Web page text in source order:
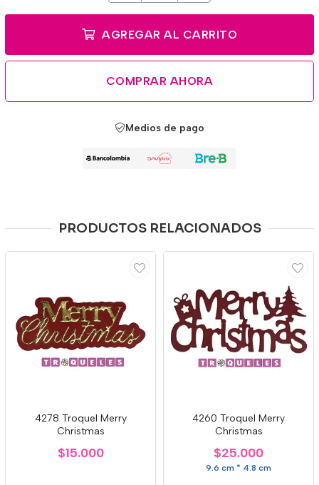
AGREGAR AL CARRITO
COMPRAR AHORA
Medios de pago
PRODUCTOS RELACIONADOS
4278 Troquel Merry
Christmas
$15.000
4260 Troquel Merry
Christmas
$25.000
9.6 cm * 4.8 cm